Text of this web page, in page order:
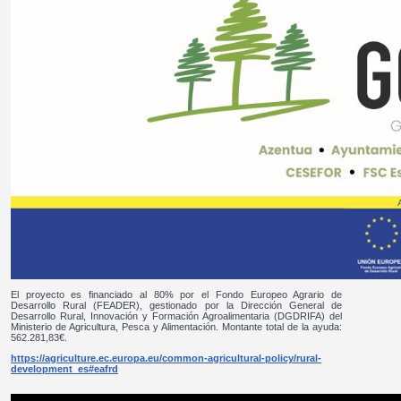
El proyecto es financiado al 80% por el Fondo Europeo Agrario de
Desarrollo Rural (FEADER), gestionado por la Dirección General de
Desarrollo Rural, Innovación y Formación Agroalimentaria (DGDRIFA) del
Ministerio de Agricultura, Pesca y Alimentación. Montante total de la ayuda:
562.281,83€.
https://agriculture.ec.europa.eu/common-agricultural-policy/rural-
development_es#eafrd